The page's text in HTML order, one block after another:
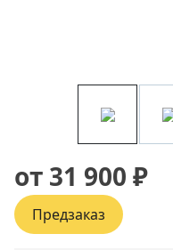
от 31 900 ₽
Предзаказ